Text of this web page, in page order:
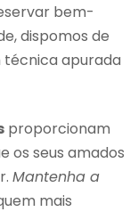
bem-
dispomos de
técnica apurada
proporcionam
os seus amados
Mantenha a
mais